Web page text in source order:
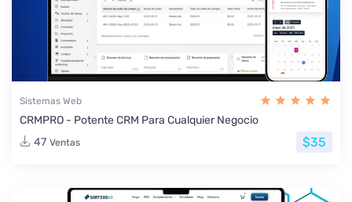
Sistemas Web
CRMPRO - Potente CRM Para Cualquier Negocio
47 Ventas $35